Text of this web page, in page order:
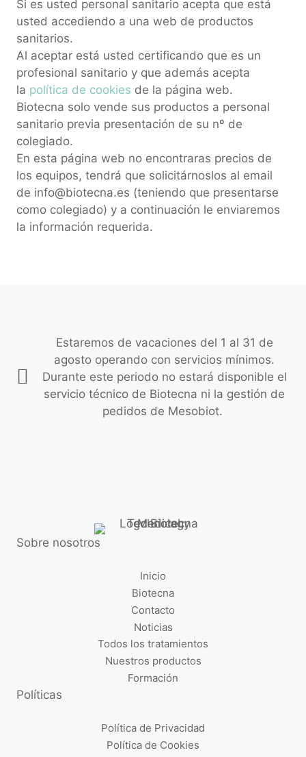
Si es usted personal sanitario acepta que está
usted accediendo a una web de productos
sanitarios.
Al aceptar está usted certificando que es un
profesional sanitario y que además acepta
la política de cookies de la página web.
Biotecna solo vende sus productos a personal
sanitario previa presentación de su nº de
colegiado.
En esta página web no encontraras precios de
los equipos, tendrá que solicitárnoslos al email
de info@biotecna.es (teniendo que presentarse
como colegiado) y a continuación le enviaremos
la información requerida.
Estaremos de vacaciones del 1 al 31 de
agosto operando con servicios mínimos.
Durante este periodo no estará disponible el
servicio técnico de Biotecna ni la gestión de
pedidos de Mesobiot.
Sobre nosotros
Inicio
Biotecna
Contacto
Noticias
Todos los tratamientos
Nuestros productos
Formación
Políticas
Política de Privacidad
Política de Cookies